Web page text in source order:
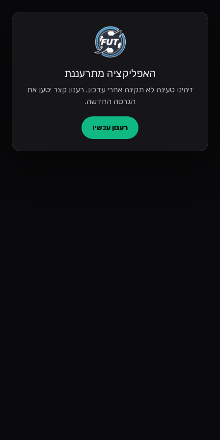
האפליקציה מתרעננת
זיהינו טעינה לא תקינה אחרי עדכון. רענון קצר יטען את
הגרסה החדשה.
רענון עכשיו